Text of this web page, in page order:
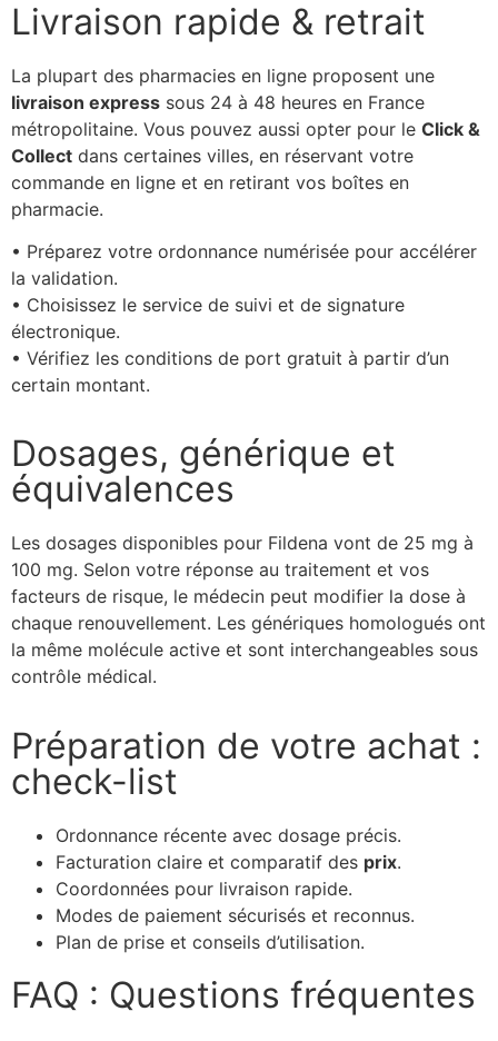
Livraison rapide & retrait
La plupart des pharmacies en ligne proposent une
livraison express sous 24 à 48 heures en France
métropolitaine. Vous pouvez aussi opter pour le Click &
Collect dans certaines villes, en réservant votre
commande en ligne et en retirant vos boîtes en
pharmacie.
• Préparez votre ordonnance numérisée pour accélérer
la validation.
• Choisissez le service de suivi et de signature
électronique.
• Vérifiez les conditions de port gratuit à partir d’un
certain montant.
Dosages, générique et
équivalences
Les dosages disponibles pour Fildena vont de 25 mg à
100 mg. Selon votre réponse au traitement et vos
facteurs de risque, le médecin peut modifier la dose à
chaque renouvellement. Les génériques homologués ont
la même molécule active et sont interchangeables sous
contrôle médical.
Préparation de votre achat :
check-list
Ordonnance récente avec dosage précis.
Facturation claire et comparatif des prix.
Coordonnées pour livraison rapide.
Modes de paiement sécurisés et reconnus.
Plan de prise et conseils d’utilisation.
FAQ : Questions fréquentes